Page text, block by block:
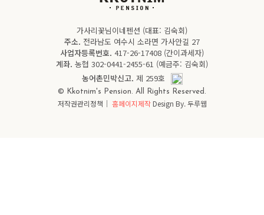
가사리꽃님이네펜션 (대표: 김숙회)
주소. 전라남도 여수시 소라면 가사안길 27
사업자등록번호. 417-26-17408 (간이과세자)
계좌. 농협 302-0441-2455-61 (예금주: 김숙회)
농어촌민박신고. 제 259호
© Kkotnim's Pension. All Rights Reserved.
저작권관리정책 ｜ 홈페이지제작Design By. 두루웹